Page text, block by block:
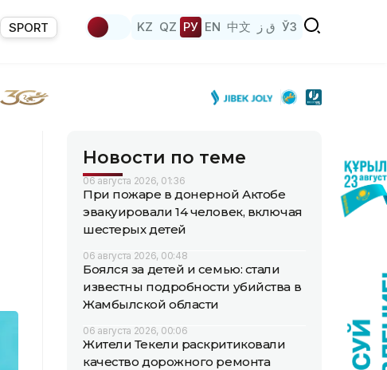
SPORT KZ QZ РУ EN 中文 ق ز ЎЗ
Новости по теме
06 августа 2026, 01:36
При пожаре в донерной Актобе
эвакуировали 14 человек, включая
шестерых детей
06 августа 2026, 00:48
Боялся за детей и семью: стали
известны подробности убийства в
Жамбылской области
06 августа 2026, 00:06
Жители Текели раскритиковали
качество дорожного ремонта